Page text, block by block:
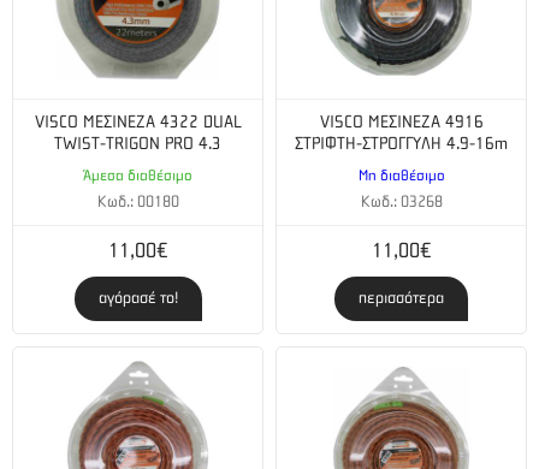
VISCO ΜΕΣΙΝΕΖΑ 4322 DUAL
TWIST-TRIGON PRO 4.3
Άμεσα διαθέσιμο
Κωδ.: 00180
11,00€
αγόρασέ το!
VISCO ΜΕΣΙΝΕΖΑ 4916
ΣΤΡΙΦΤΗ-ΣΤΡΟΓΓΥΛΗ 4.9-16m
Μη διαθέσιμο
Κωδ.: 03268
11,00€
περισσότερα